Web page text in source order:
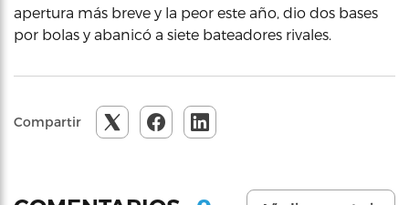
apertura más breve y la peor este año, dio dos bases
por bolas y abanicó a siete bateadores rivales.
Compartir